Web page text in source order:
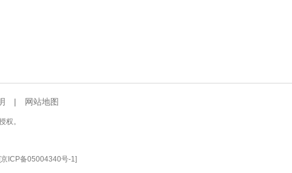
| 网站地图
权。
京ICP备05004340号-1]